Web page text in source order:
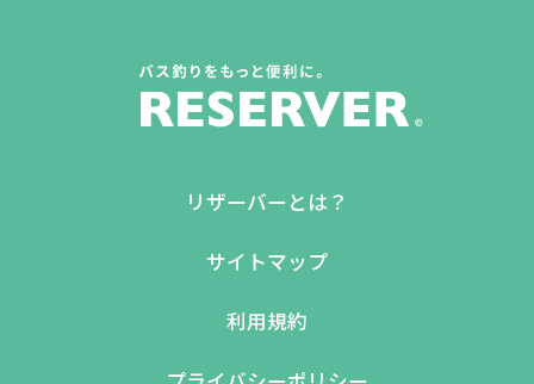
リザーバーとは？
サイトマップ
利用規約